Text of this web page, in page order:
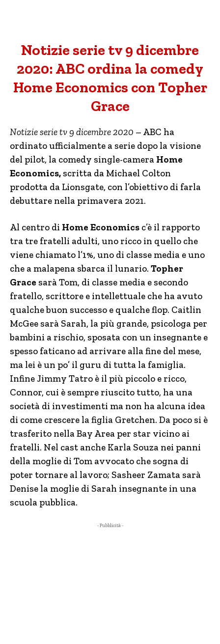
Notizie serie tv 9 dicembre
2020: ABC ordina la comedy
Home Economics con Topher
Grace
Notizie serie tv 9 dicembre 2020 – ABC ha
ordinato ufficialmente a serie dopo la visione
del pilot, la comedy single-camera Home
Economics, scritta da Michael Colton
prodotta da Lionsgate, con l’obiettivo di farla
debuttare nella primavera 2021.
Al centro di Home Economics c’è il rapporto
tra tre fratelli adulti, uno ricco in quello che
viene chiamato l’1%, uno di classe media e uno
che a malapena sbarca il lunario. Topher
Grace sarà Tom, di classe media e secondo
fratello, scrittore e intellettuale che ha avuto
qualche buon successo e qualche flop. Caitlin
McGee sarà Sarah, la più grande, psicologa per
bambini a rischio, sposata con un insegnante e
spesso faticano ad arrivare alla fine del mese,
ma lei è un po’ il guru di tutta la famiglia.
Infine Jimmy Tatro è il più piccolo e ricco,
Connor, cui è sempre riuscito tutto, ha una
società di investimenti ma non ha alcuna idea
di come crescere la figlia Gretchen. Da poco si è
trasferito nella Bay Area per star vicino ai
fratelli. Nel cast anche Karla Souza nei panni
della moglie di Tom avvocato che sogna di
poter tornare al lavoro; Sasheer Zamata sarà
Denise la moglie di Sarah insegnante in una
scuola pubblica.
- Pubblicità -